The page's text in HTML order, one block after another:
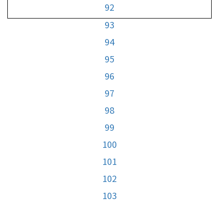
92
93
94
95
96
97
98
99
100
101
102
103